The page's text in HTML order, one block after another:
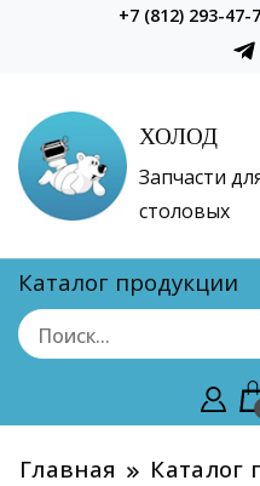
+7 (812) 293-47-
ХОЛОД
Запчасти
столовых
Каталог продукции
Главная
Каталог